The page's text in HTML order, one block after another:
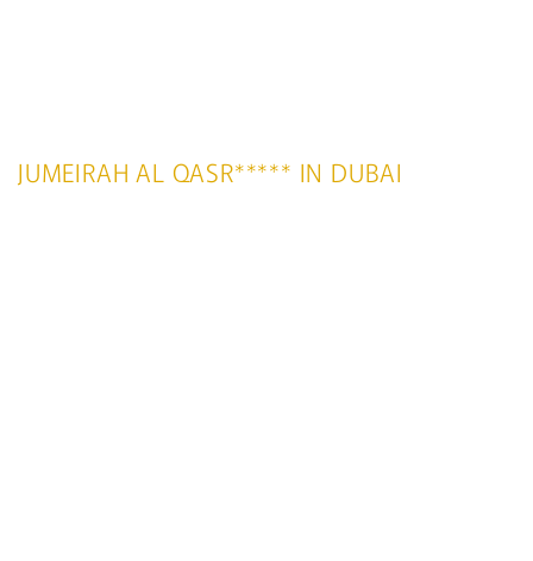
JUMEIRAH AL QASR***** IN DUBAI